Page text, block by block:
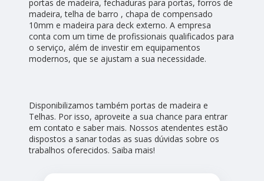
portas de madeira, fechaduras para portas, forros de
madeira, telha de barro , chapa de compensado
10mm e madeira para deck externo. A empresa
conta com um time de profissionais qualificados para
o serviço, além de investir em equipamentos
modernos, que se ajustam a sua necessidade.
Disponibilizamos também portas de madeira e
Telhas. Por isso, aproveite a sua chance para entrar
em contato e saber mais. Nossos atendentes estão
dispostos a sanar todas as suas dúvidas sobre os
trabalhos oferecidos. Saiba mais!